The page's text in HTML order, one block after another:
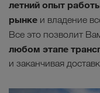
летний опыт
рынке и владение
Все это позволит
любом этапе
и заканчивая